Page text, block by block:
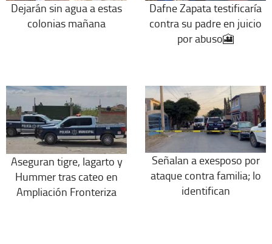
Dejarán sin agua a estas
colonias mañana
Dafne Zapata testificaría
contra su padre en juicio
por abuso🎦
Aseguran tigre, lagarto y
Hummer tras cateo en
Ampliación Fronteriza
Señalan a exesposo por
ataque contra familia; lo
identifican